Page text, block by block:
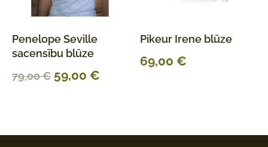
Penelope Seville
sacensību blūze
79,00€ 59,00 €
Pikeur Irene blūze
69,00 €